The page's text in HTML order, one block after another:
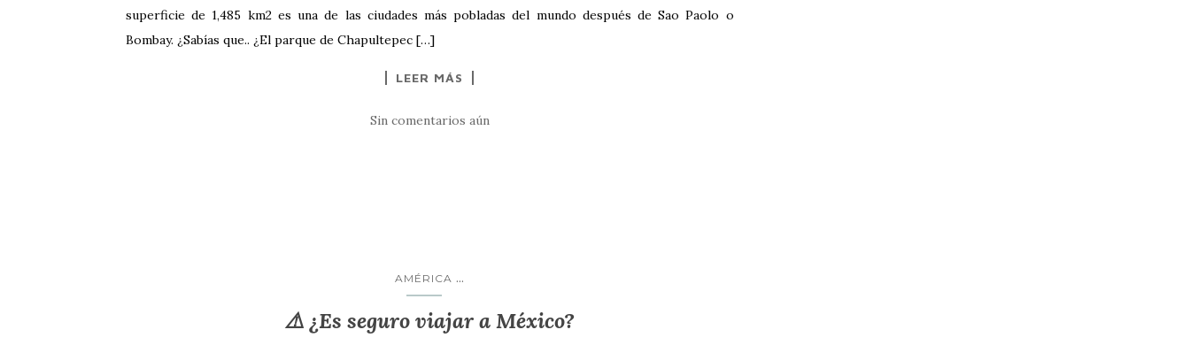
superficie de 1,485 km2 es una de las ciudades más pobladas del mundo después de Sao Paolo o
Bombay. ¿Sabías que.. ¿El parque de Chapultepec […]
LEER MÁS
Sin comentarios aún
AMÉRICA ...
⚠️ ¿Es seguro viajar a México?